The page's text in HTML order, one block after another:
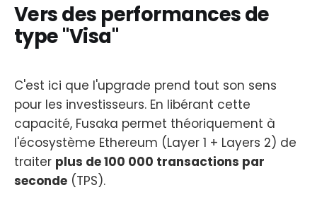
Vers des performances de
type "Visa"
C'est ici que l'upgrade prend tout son sens
pour les investisseurs. En libérant cette
capacité, Fusaka permet théoriquement à
l'écosystème Ethereum (Layer 1 + Layers 2) de
traiter plus de 100 000 transactions par
seconde (TPS).